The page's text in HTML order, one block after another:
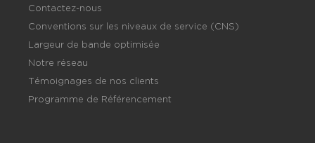
Contactez-nous
Conventions sur les niveaux de service (CNS)
Largeur de bande optimisée
Notre réseau
Témoignages de nos clients
Programme de Référencement